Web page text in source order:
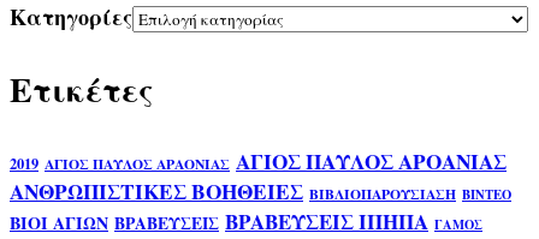
Kατηγορίες
Ετικέτες
2019 ΑΓΙΟΣ ΠΑΥΛΟΣ ΑΡΑΟΝΙΑΣ ΑΓΙΟΣ ΠΑΥΛΟΣ ΑΡΟΑΝΙΑΣ
ΑΝΘΡΩΠΙΣΤΙΚΕΣ ΒΟΗΘΕΙΕΣ ΒΙΒΛΙΟΠΑΡΟΥΣΙΑΣΗ ΒΙΝΤΕΟ
ΒΙΟΙ ΑΓΙΩΝ ΒΡΑΒΕΥΣΕΙΣ ΒΡΑΒΕΥΣΕΙΣ ΙΠΗΠΑ ΓΑΜΟΣ